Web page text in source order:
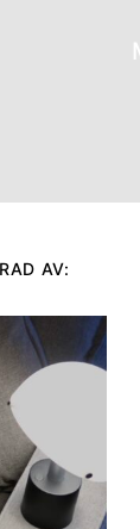
AV: